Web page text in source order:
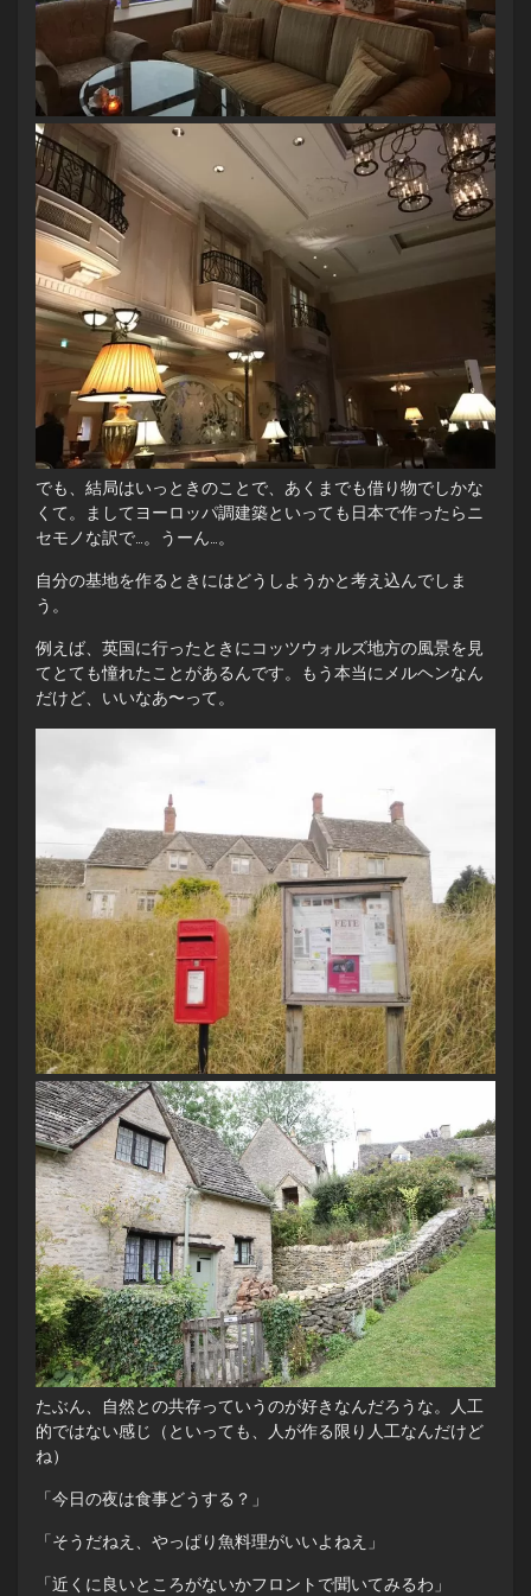
でも、結局はいっときのことで、あくまでも借り物でしかな
くて。ましてヨーロッパ調建築といっても日本で作ったらニ
セモノな訳で…。うーん…。
自分の基地を作るときにはどうしようかと考え込んでしま
う。
例えば、英国に行ったときにコッツウォルズ地方の風景を見
てとても憧れたことがあるんです。もう本当にメルヘンなん
だけど、いいなあ〜って。
たぶん、自然との共存っていうのが好きなんだろうな。人工
的ではない感じ（といっても、人が作る限り人工なんだけど
ね）
「今日の夜は食事どうする？」
「そうだねえ、やっぱり魚料理がいいよねえ」
「近くに良いところがないかフロントで聞いてみるわ」